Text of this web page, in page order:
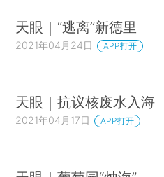
天眼｜“逃离”新德里
2021年04月24日 APP打开
天眼｜抗议核废水入海
2021年04月17日 APP打开